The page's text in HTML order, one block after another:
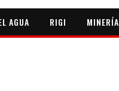
AGUA RIGI MINERÍA